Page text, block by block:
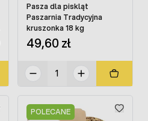
Pasza dla piskląt
Paszarnia Tradycyjna
kruszonka 18 kg
49,60 zł
POLECANE